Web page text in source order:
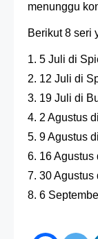
menunggu
Berikut 8 seri
1. 5 Juli di
2. 12 Juli di
3. 19 Juli di
4. 2 Agustus
5. 9 Agustus
6. 16 Agustus
7. 30
8. 6